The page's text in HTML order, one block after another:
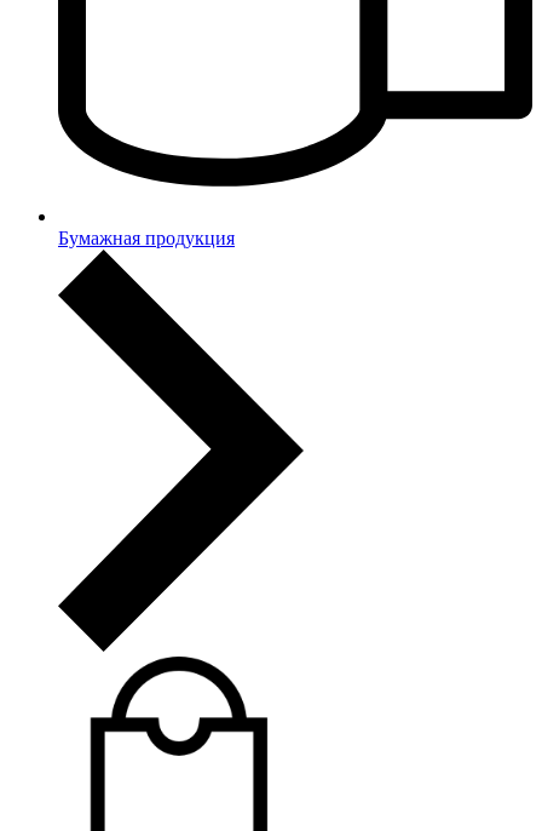
Бумажная продукция